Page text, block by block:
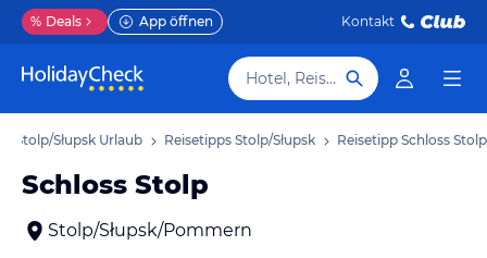
% Deals App öffnen Kontakt
Hotel, Reiseziel
Stolp/Słupsk Urlaub Reisetipps Stolp/Słupsk Reisetipp Schloss Stolp
Schloss Stolp
Stolp/Słupsk/Pommern